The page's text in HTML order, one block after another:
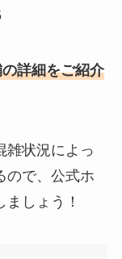
詳細をご紹介
雑状況によっ
ので、公式ホ
しょう！